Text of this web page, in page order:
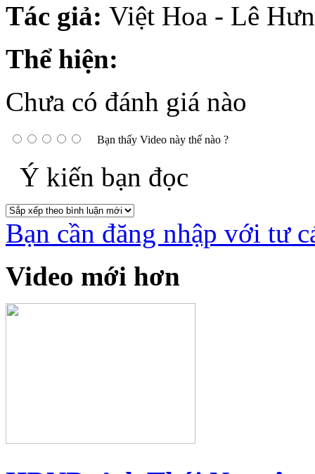
Tác giả: Việt Hoa - Lê
Thể hiện:
Chưa có đánh giá nào
Bạn thấy Video này thế nào ?
Ý kiến bạn đọc
Bạn cần đăng nhập với tư
Video mới hơn